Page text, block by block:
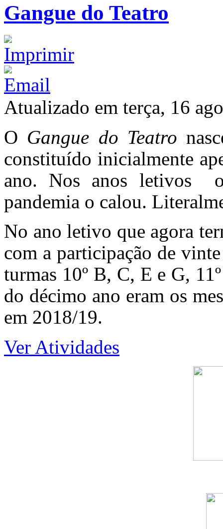
Gangue do Teatro
Atualizado em terça, 16
O Gangue do Teatro
constituído inicialmente
ano. Nos anos letivos
pandemia o calou.
No ano letivo que agora
com a participação de
turmas 10º B, C, E e G,
do décimo ano eram os
em 2018/19.
Ver Atividades